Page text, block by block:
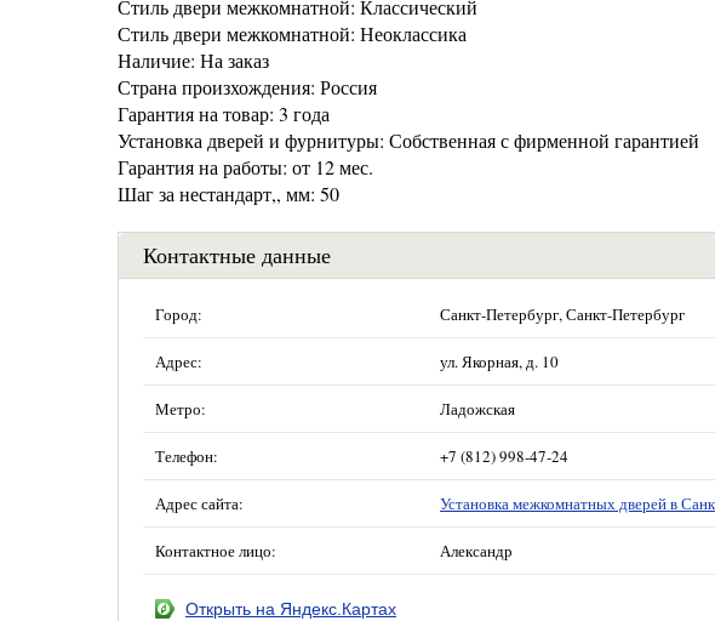
Стиль двери межкомнатной: Классический
Стиль двери межкомнатной: Неоклассика
Наличие: На заказ
Страна произхождения: Россия
Гарантия на товар: 3 года
Установка дверей и фурнитуры: Собственная с фирменной гарантией
Гарантия на работы: от 12 мес.
Шаг за нестандарт,, мм: 50
Контактные данные
Город: Санкт-Петербург, Санкт-Петербург
Адрес: ул. Якорная, д. 10
Метро: Ладожская
Телефон: +7 (812) 998-47-24
Адрес сайта: Установка межкомнатных дверей в
Контактное лицо: Александр
Открыть на Яндекс.Картах